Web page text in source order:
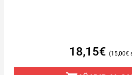
18,15€ 15,00€